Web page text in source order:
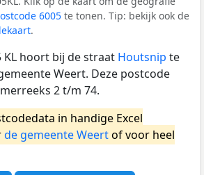
6005 te tonen. Tip: bekijk ook de
.
KL hoort bij de straat Houtsnip te
Weert. Deze postcode
2 t/m 74.
in handige Excel
de gemeente Weertof voor heel